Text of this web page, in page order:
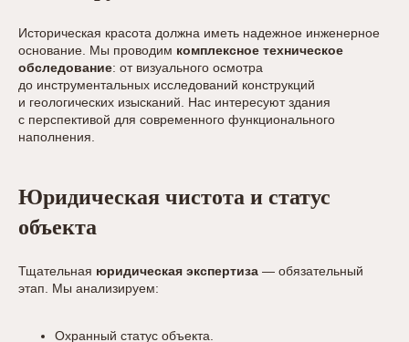
Историческая красота должна иметь надежное инженерное
основание. Мы проводим комплексное техническое
обследование: от визуального осмотра
до инструментальных исследований конструкций
и геологических изысканий. Нас интересуют здания
с перспективой для современного функционального
наполнения.
Юридическая чистота и статус
объекта
Тщательная юридическая экспертиза — обязательный
этап. Мы анализируем:
Охранный статус объекта.